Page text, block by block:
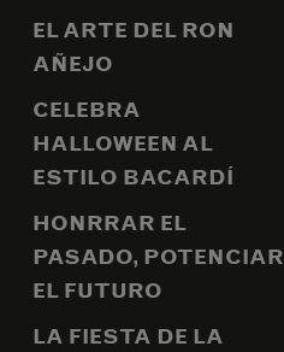
EL ARTE DEL RON
AÑEJO
CELEBRA
HALLOWEEN AL
ESTILO BACARDÍ
HONRRAR EL
PASADO, POTENCIAR
EL FUTURO
LA FIESTA DE LA